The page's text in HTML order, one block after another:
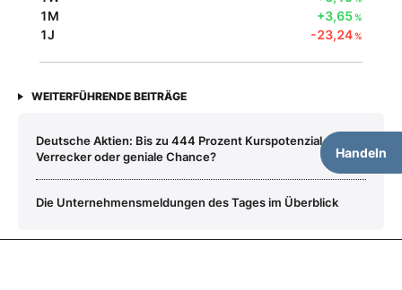
Handeln
1M +3,65%
1J -23,24%
WEITERFÜHRENDE BEITRÄGE
Deutsche Aktien: Bis zu 444 Prozent Kurspotenzial –
Verrecker oder geniale Chance?
Die Unternehmensmeldungen des Tages im Überblick